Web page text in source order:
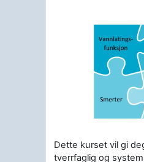
Dette kurset vil gi
tverrfaglig og